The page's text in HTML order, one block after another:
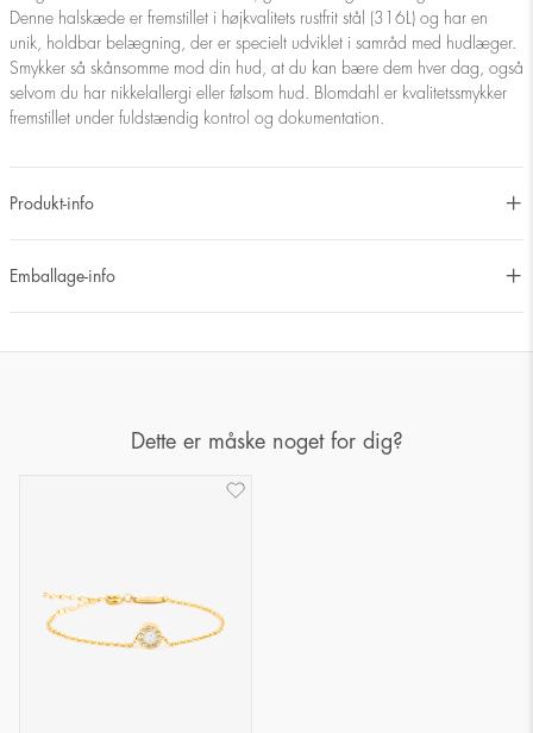
Denne halskæde er fremstillet i højkvalitets rustfrit stål (316L) og har en
unik, holdbar belægning, der er specielt udviklet i samråd med hudlæger.
Smykker så skånsomme mod din hud, at du kan bære dem hver dag, også
selvom du har nikkelallergi eller følsom hud. Blomdahl er kvalitetssmykker
fremstillet under fuldstændig kontrol og dokumentation.
Produkt-info
Emballage-info
Dette er måske noget for dig?